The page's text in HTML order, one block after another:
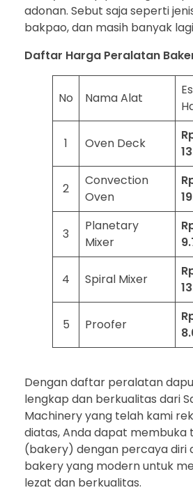
adonan. Sebut saja seperti
bakpao, dan masih banyak
Daftar Harga Peralatan
No Nama Alat
1 Oven Deck
2
Convection
Oven
3
Planetary
Mixer
4 Spiral Mixer
5 Proofer
Dengan daftar peralatan
lengkap dan berkualitas dari
Machinery yang telah kami
diatas, Anda dapat membuka
(bakery) dengan percaya diri
bakery yang modern untuk
lezat dan berkualitas.